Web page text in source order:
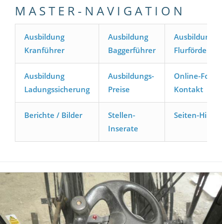
M A S T E R - N A V I G A T I O N
Ausbildung
Kranführer
Ausbildung
Baggerführer
Ausbildung
Ausbildung
Ladungssicherung
Ausbildungs-
Preise
Online-
Kontakt
Berichte / Bilder
Stellen-
Inserate
Seiten-Hilfe